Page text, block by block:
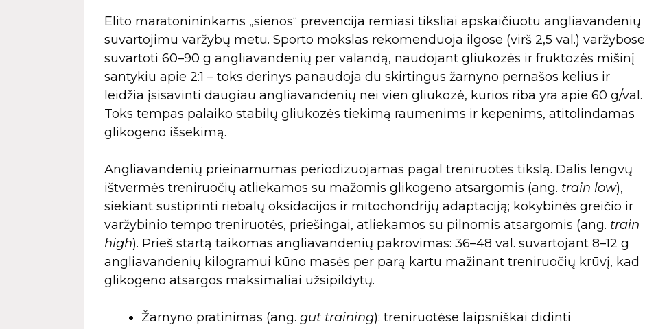
Elito maratonininkams „sienos“ prevencija remiasi tiksliai apskaičiuotu angliavandenių
suvartojimu varžybų metu. Sporto mokslas rekomenduoja ilgose (virš 2,5 val.) varžybose
suvartoti 60–90 g angliavandenių per valandą, naudojant gliukozės ir fruktozės mišinį
santykiu apie 2:1 – toks derinys panaudoja du skirtingus žarnyno pernašos kelius ir
leidžia įsisavinti daugiau angliavandenių nei vien gliukozė, kurios riba yra apie 60 g/val.
Toks tempas palaiko stabilų gliukozės tiekimą raumenims ir kepenims, atitolindamas
glikogeno išsekimą.
Angliavandenių prieinamumas periodizuojamas pagal treniruotės tikslą. Dalis lengvų
ištvermės treniruočių atliekamos su mažomis glikogeno atsargomis (ang. train low),
siekiant sustiprinti riebalų oksidacijos ir mitochondrijų adaptaciją; kokybinės greičio ir
varžybinio tempo treniruotės, priešingai, atliekamos su pilnomis atsargomis (ang. train
high). Prieš startą taikomas angliavandenių pakrovimas: 36–48 val. suvartojant 8–12 g
angliavandenių kilogramui kūno masės per parą kartu mažinant treniruočių krūvį, kad
glikogeno atsargos maksimaliai užsipildytų.
Žarnyno pratinimas (ang. gut training): treniruotėse laipsniškai didinti